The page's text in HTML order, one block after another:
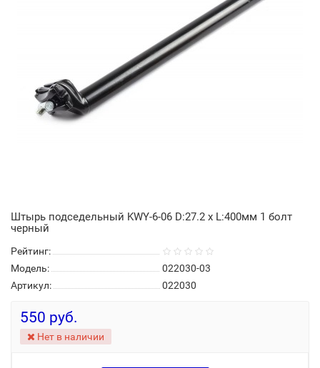
Штырь подседельный KWY-6-06 D:27.2 х L:400мм 1 болт
черный
Рейтинг:
Модель:
022030-03
Артикул:
022030
550 руб.
Нет в наличии